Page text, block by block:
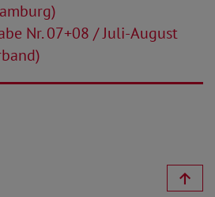
Nr. 07+08 / Juli-August